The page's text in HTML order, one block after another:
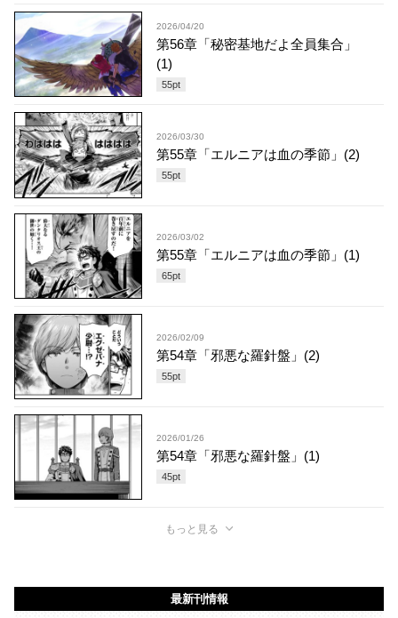
2026/04/20
第56章「秘密基地だよ全員集合」
(1)
55pt
2026/03/30
第55章「エルニアは血の季節」(2)
55pt
2026/03/02
第55章「エルニアは血の季節」(1)
65pt
2026/02/09
第54章「邪悪な羅針盤」(2)
55pt
2026/01/26
第54章「邪悪な羅針盤」(1)
45pt
もっと見る
最新刊情報